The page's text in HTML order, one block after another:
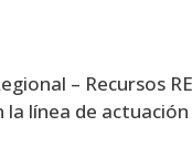
– Recursos
línea de